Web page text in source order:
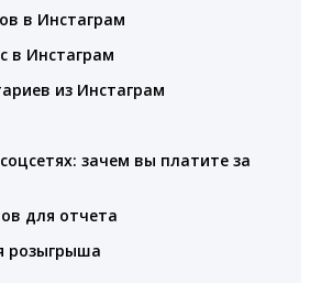
в Инстаграм
в Инстаграм
из Инстаграм
зачем вы платите за
для отчета
розыгрыша